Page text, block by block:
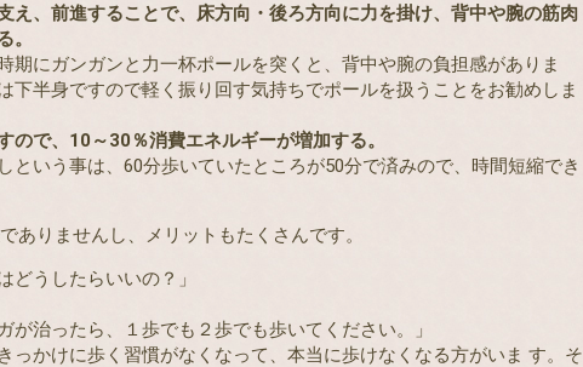
え、前進することで、床方向・後ろ方向に力を掛け、背中や腕の筋肉
。
にガンガンと力一杯ポールを突くと、背中や腕の負担感がありま
下半身ですので軽く振り回す気持ちでポールを扱うことをお勧めしま
で、10～30％消費エネルギーが増加する。
いう事は、60分歩いていたところが50分で済みので、時間短縮でき
ありませんし、メリットもたくさんです。
どうしたらいいの？」
が治ったら、１歩でも２歩でも歩いてください。」
っかけに歩く習慣がなくなって、本当に歩けなくなる方がいま す。そ